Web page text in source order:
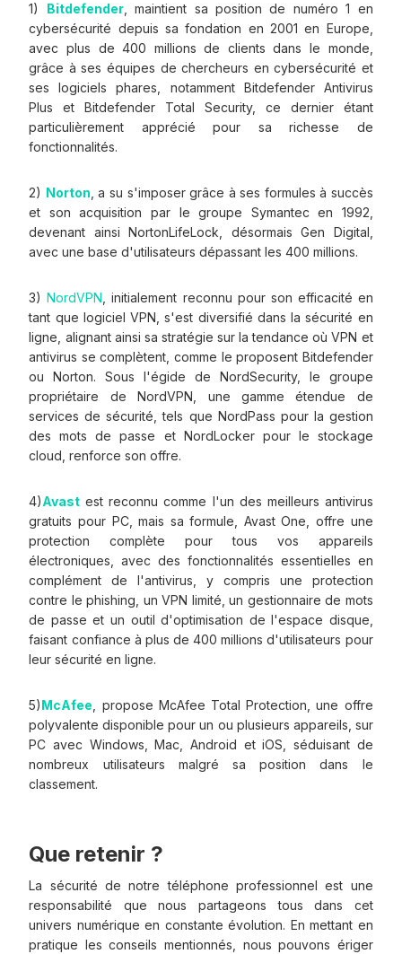
1) Bitdefender, maintient sa position de numéro 1 en
cybersécurité depuis sa fondation en 2001 en Europe,
avec plus de 400 millions de clients dans le monde,
grâce à ses équipes de chercheurs en cybersécurité et
ses logiciels phares, notamment Bitdefender Antivirus
Plus et Bitdefender Total Security, ce dernier étant
particulièrement apprécié pour sa richesse de
fonctionnalités.
2) Norton, a su s'imposer grâce à ses formules à succès
et son acquisition par le groupe Symantec en 1992,
devenant ainsi NortonLifeLock, désormais Gen Digital,
avec une base d'utilisateurs dépassant les 400 millions.
3)NordVPN, initialement reconnu pour son efficacité en
tant que logiciel VPN, s'est diversifié dans la sécurité en
ligne, alignant ainsi sa stratégie sur la tendance où VPN et
antivirus se complètent, comme le proposent Bitdefender
ou Norton. Sous l'égide de NordSecurity, le groupe
propriétaire de NordVPN, une gamme étendue de
services de sécurité, tels que NordPass pour la gestion
des mots de passe et NordLocker pour le stockage
cloud, renforce son offre.
4)Avast est reconnu comme l'un des meilleurs antivirus
gratuits pour PC, mais sa formule, Avast One, offre une
protection complète pour tous vos appareils
électroniques, avec des fonctionnalités essentielles en
complément de l'antivirus, y compris une protection
contre le phishing, un VPN limité, un gestionnaire de mots
de passe et un outil d'optimisation de l'espace disque,
faisant confiance à plus de 400 millions d'utilisateurs pour
leur sécurité en ligne.
5)McAfee, propose McAfee Total Protection, une offre
polyvalente disponible pour un ou plusieurs appareils, sur
PC avec Windows, Mac, Android et iOS, séduisant de
nombreux utilisateurs malgré sa position dans le
classement.
Que retenir ?
La sécurité de notre téléphone professionnel est une
responsabilité que nous partageons tous dans cet
univers numérique en constante évolution. En mettant en
pratique les conseils mentionnés, nous pouvons ériger